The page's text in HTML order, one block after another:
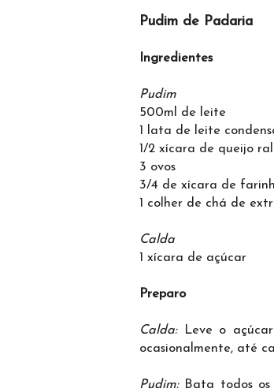
Pudim de Padaria
Ingredientes
Pudim
500ml de leite
1 lata de leite
1/2 xícara de queijo
3 ovos
3/4 de xícara de
1 colher de chá de
Calda
1 xícara de açúcar
Preparo
Calda:
Leve o
ocasionalmente, até
Pudim: Bata todos